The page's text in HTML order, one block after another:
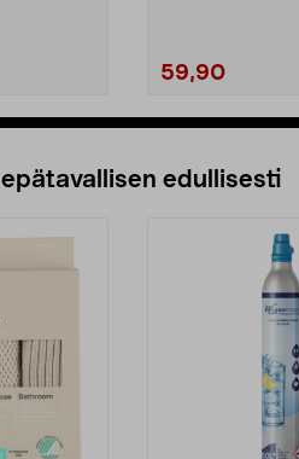
59,90
edullisesti